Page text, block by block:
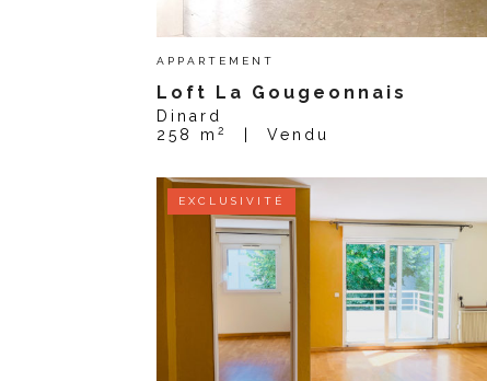
APPARTEMENT
Loft La Gougeonnais
Dinard
258 m 2 Vendu
EXCLUSIVITÉ